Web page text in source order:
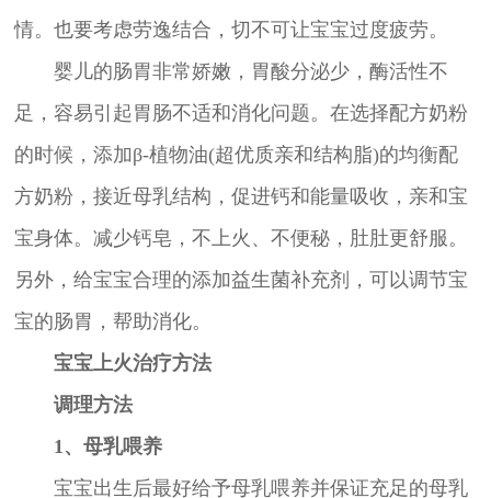
情。也要考虑劳逸结合，切不可让宝宝过度疲劳。
婴儿的肠胃非常娇嫩，胃酸分泌少，酶活性不
足，容易引起胃肠不适和消化问题。在选择配方奶粉
的时候，添加β-植物油(超优质亲和结构脂)的均衡配
方奶粉，接近母乳结构，促进钙和能量吸收，亲和宝
宝身体。减少钙皂，不上火、不便秘，肚肚更舒服。
另外，给宝宝合理的添加益生菌补充剂，可以调节宝
宝的肠胃，帮助消化。
宝宝上火治疗方法
调理方法
1、母乳喂养
宝宝出生后最好给予母乳喂养并保证充足的母乳